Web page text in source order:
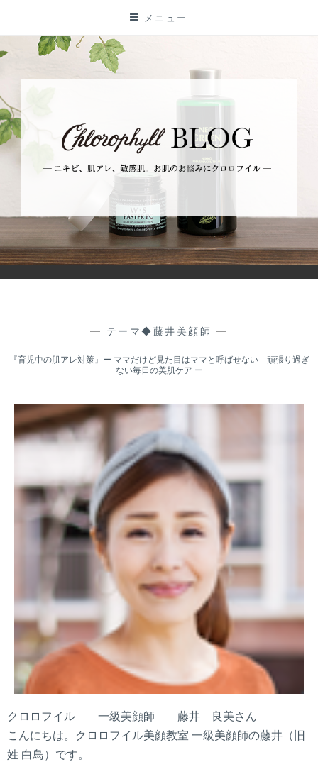
テ
に
ス
キ
メニュー
BLOG
ーニキビ、肌アレ、敏感肌。お肌のお悩みにクロロフイルー
— テーマ◆藤井美顔師 —
『育児中の肌アレ対策』ー ママだけど見た目はママと呼ばせない 頑張り過ぎ
ない毎日の美肌ケア ー
クロロフイル 一級美顔師 藤井 良美さん
こんにちは。クロロフイル美顔教室 一級美顔師の藤井（旧
姓 白鳥）です。